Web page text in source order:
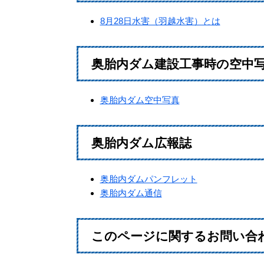
8月28日水害（羽越水害）とは
奥胎内ダム建設工事時の空中
奥胎内ダム空中写真
奥胎内ダム広報誌
奥胎内ダムパンフレット
奥胎内ダム通信
このページに関するお問い合